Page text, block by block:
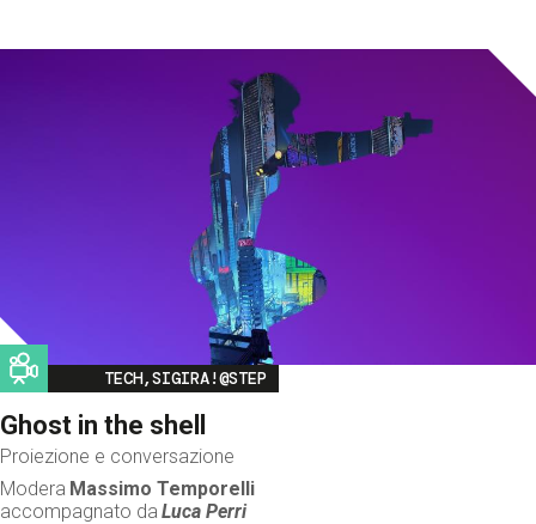
Image
TECH,SIGIRA!@STEP
Ghost in the shell
Proiezione e conversazione
Modera Massimo Temporelli
accompagnato da Luca Perri